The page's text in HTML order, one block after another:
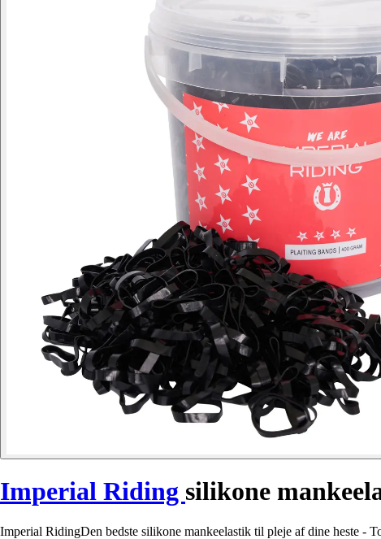
Imperial Riding silikone
Imperial RidingDen bedste silikone mankeelastik til pleje af dine heste -